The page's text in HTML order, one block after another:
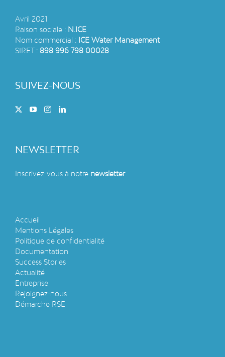
Avril 2021
Raison sociale : N.ICE
Nom commercial : ICE Water Management
SIRET : 898 996 798 00028
SUIVEZ-NOUS
NEWSLETTER
Inscrivez-vous à notre newsletter
Accueil
Mentions Légales
Politique de confidentialité
Documentation
Success Stories
Actualité
Entreprise
Rejoignez-nous
Démarche RSE